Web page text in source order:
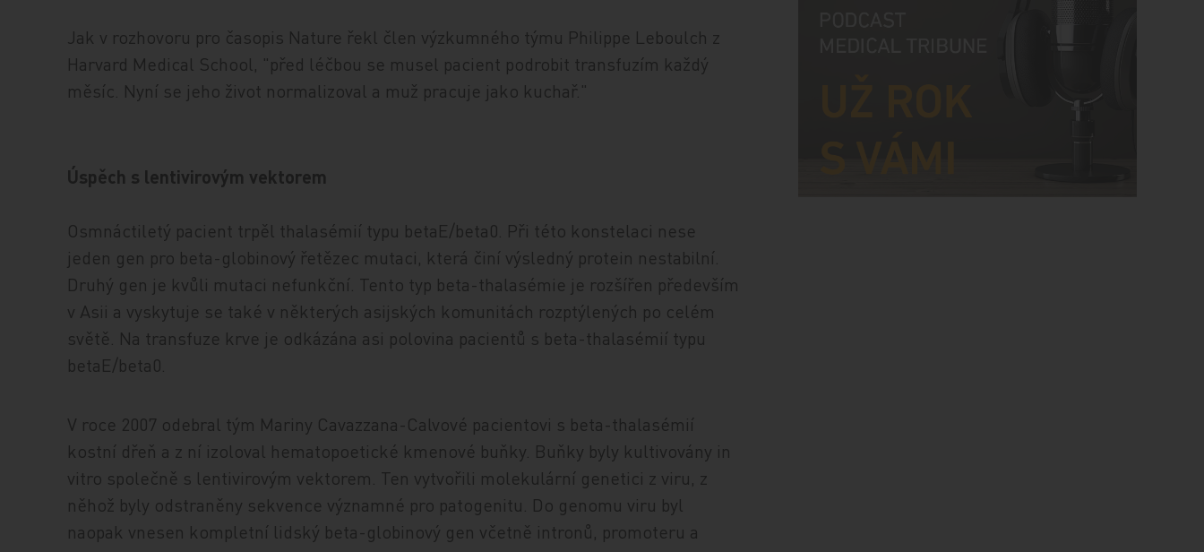
Jak v rozhovoru pro časopis Nature řekl člen výzkumného týmu Philippe Leboulch z
Harvard Medical School, "před léčbou se musel pacient podrobit transfuzím každý
měsíc. Nyní se jeho život normalizoval a muž pracuje jako kuchař."
Úspěch s lentivirovým vektorem
Osmnáctiletý pacient trpěl thalasémií typu betaE/beta0. Při této konstelaci nese
jeden gen pro beta-globinový řetězec mutaci, která činí výsledný protein nestabilní.
Druhý gen je kvůli mutaci nefunkční. Tento typ beta-thalasémie je rozšířen především
v Asii a vyskytuje se také v některých asijských komunitách rozptýlených po celém
světě. Na transfuze krve je odkázána asi polovina pacientů s beta-thalasémií typu
betaE/beta0.
V roce 2007 odebral tým Mariny Cavazzana-Calvové pacientovi s beta-thalasémií
kostní dřeň a z ní izoloval hematopoetické kmenové buňky. Buňky byly kultivovány in
vitro společně s lentivirovým vektorem. Ten vytvořili molekulární genetici z viru, z
něhož byly odstraněny sekvence významné pro patogenitu. Do genomu viru byl
naopak vnesen kompletní lidský beta-globinový gen včetně intronů, promoteru a